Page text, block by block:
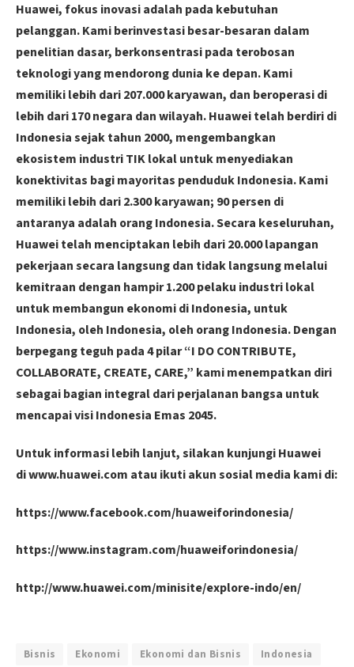
Huawei, fokus inovasi adalah pada kebutuhan
pelanggan. Kami berinvestasi besar-besaran dalam
penelitian dasar, berkonsentrasi pada terobosan
teknologi yang mendorong dunia ke depan. Kami
memiliki lebih dari 207.000 karyawan, dan beroperasi di
lebih dari 170 negara dan wilayah. Huawei telah berdiri di
Indonesia sejak tahun 2000, mengembangkan
ekosistem industri TIK lokal untuk menyediakan
konektivitas bagi mayoritas penduduk Indonesia. Kami
memiliki lebih dari 2.300 karyawan; 90 persen di
antaranya adalah orang Indonesia. Secara keseluruhan,
Huawei telah menciptakan lebih dari 20.000 lapangan
pekerjaan secara langsung dan tidak langsung melalui
kemitraan dengan hampir 1.200 pelaku industri lokal
untuk membangun ekonomi di Indonesia, untuk
Indonesia, oleh Indonesia, oleh orang Indonesia. Dengan
berpegang teguh pada 4 pilar “I DO CONTRIBUTE,
COLLABORATE, CREATE, CARE,” kami menempatkan diri
sebagai bagian integral dari perjalanan bangsa untuk
mencapai visi Indonesia Emas 2045.
Untuk informasi lebih lanjut, silakan kunjungi Huawei
di www.huawei.com atau ikuti akun sosial media kami di:
https://www.facebook.com/huaweiforindonesia/
https://www.instagram.com/huaweiforindonesia/
http://www.huawei.com/minisite/explore-indo/en/
Bisnis Ekonomi Ekonomi dan Bisnis
Indonesia